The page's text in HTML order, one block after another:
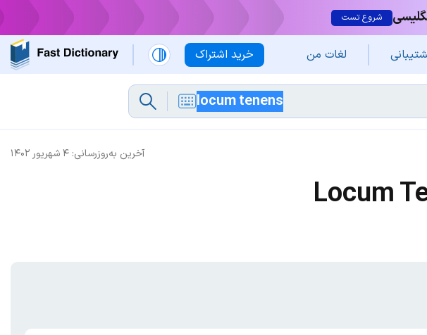
شروع تست
خرید اشتراک لغات من
آخرین به‌روزرسانی: ۴ شهریور ۱۴۰۲
Locum